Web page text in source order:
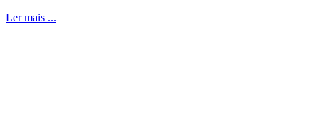
Ler mais ...